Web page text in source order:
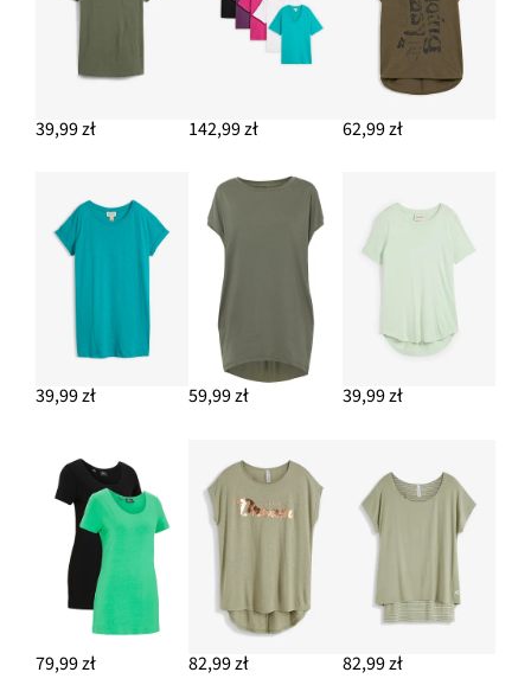
DODAJ DO KOSZYKA
Kolczyki kółka
Klapki w stylu rattanowym
89,99 zł
DODAJ DO KOSZYKA
39,99 zł 142,99 zł 62,99 zł
39,99 zł 59,99 zł 39,99 zł
79,99 zł 82,99 zł 82,99 zł